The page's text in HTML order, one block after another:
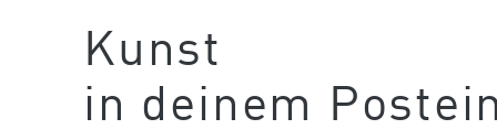
Kunst
in deinem